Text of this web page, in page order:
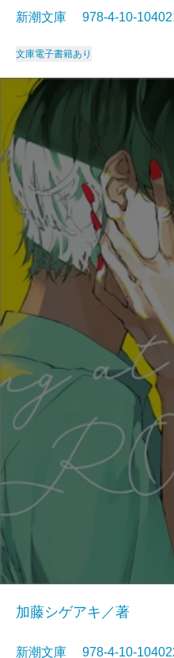
新潮文庫 978-4-10-
文庫電子書籍あり
加藤シゲアキ／著
新潮文庫 978-4-10-